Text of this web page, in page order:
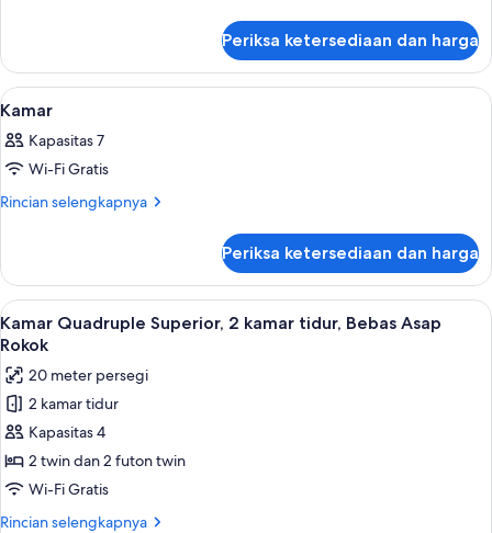
Air
Bath)
Kamar
Tradisional
(Japanese-
Open
Air
Periksa ketersediaan dan harga
Lihat
semua
foto
untuk
Kamar
Spa | Sauna, mata air panas/
1
Kamar
Kapasitas 7
Wi-Fi Gratis
Rincian selengkapnya
Rincian
Kamar
Periksa ketersediaan dan harga
Lihat
semua
foto
untuk
Kamar
Quadruple
Superior,
2
kamar
Kamar Quadruple Superior, 2 kamar
6
Kamar Quadruple Superior, 2 kamar tidur, Bebas Asap
Rokok
20 meter persegi
2 kamar tidur
Kapasitas 4
2 twin dan 2 futon twin
Wi-Fi Gratis
Rincian selengkapnya
Rincian